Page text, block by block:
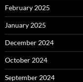
February 2025
January 2025
December 2024
October 2024
September 2024